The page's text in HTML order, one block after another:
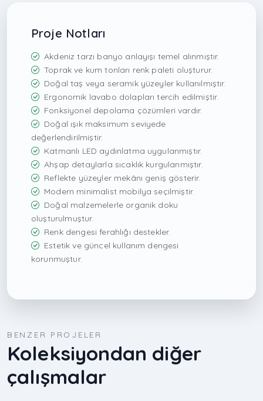
Proje Notları
Akdeniz tarzı banyo anlayışı temel alınmıştır.
Toprak ve kum tonları renk paleti oluşturur.
Doğal taş veya seramik yüzeyler kullanılmıştır.
Ergonomik lavabo dolapları tercih edilmiştir.
Fonksiyonel depolama çözümleri vardır.
Doğal ışık maksimum seviyede
değerlendirilmiştir.
Katmanlı LED aydınlatma uygulanmıştır.
Ahşap detaylarla sıcaklık kurgulanmıştır.
Reflekte yüzeyler mekânı geniş gösterir.
Modern minimalist mobilya seçilmiştir.
Doğal malzemelerle organik doku
oluşturulmuştur.
Renk dengesi ferahlığı destekler.
Estetik ve güncel kullanım dengesi
korunmuştur.
BENZER PROJELER
Koleksiyondan diğer
çalışmalar